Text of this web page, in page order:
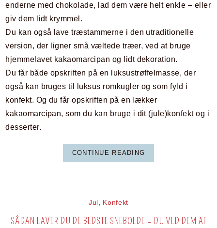
enderne med chokolade, lad dem være helt enkle – eller
giv dem lidt krymmel.
Du kan også lave træstammerne i den utraditionelle
version, der ligner små væltede træer, ved at bruge
hjemmelavet kakaomarcipan og lidt dekoration.
Du får både opskriften på en luksustrøffelmasse, der
også kan bruges til luksus romkugler og som fyld i
konfekt. Og du får opskriften på en lækker
kakaomarcipan, som du kan bruge i dit (jule)konfekt og i
desserter.
CONTINUE READING
Jul Konfekt
SÅDAN LAVER DU DE BEDSTE SNEBOLDE – DU VED DEM AF